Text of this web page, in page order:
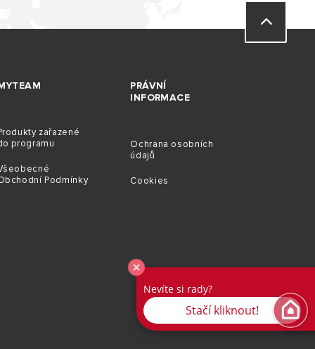
zařazené
programu
Podmínky
PRÁVNÍ
INFORMACE
Ochrana osobních
údajů
Cookies
Nevíte si rady?
Stačí kliknout!